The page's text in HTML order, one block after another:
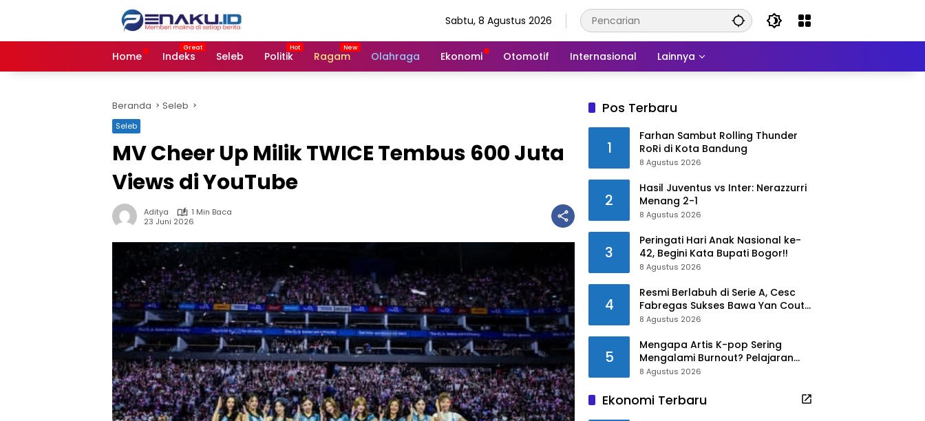
Sabtu, 8 Agustus 2026
Home Indeks Seleb Politik Ragam Olahraga Ekonomi Otomotif Internasional Lainnya
Beranda Seleb
Seleb
MV Cheer Up Milik TWICE Tembus 600 Juta
Views di YouTube
Aditya
1 Min Baca
23 Juni 2026
Pos Terbaru
1
Farhan Sambut Rolling Thunder
RoRi di Kota Bandung
8 Agustus 2026
2
Hasil Juventus vs Inter: Nerazzurri
Menang 2-1
8 Agustus 2026
3
Peringati Hari Anak Nasional ke-
42, Begini Kata Bupati Bogor!!
8 Agustus 2026
4
Resmi Berlabuh di Serie A, Cesc
Fabregas Sukses Bawa Yan Couto
ke Como 1907!
8 Agustus 2026
5
Mengapa Artis K-pop Sering
Mengalami Burnout? Pelajaran
dari Han Ga In
8 Agustus 2026
Ekonomi Terbaru